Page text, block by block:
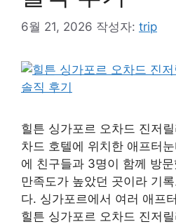
6월 21, 2026 작성자: trip
힐튼 싱가포르 오차드 진저
차드 호텔에 위치한 애프터
에 친구들과 3명이 함께 방
만족도가 높았던 곳이라 기
다. 싱가포르에서 여러 애프
힐튼 싱가포르 오차드 진저